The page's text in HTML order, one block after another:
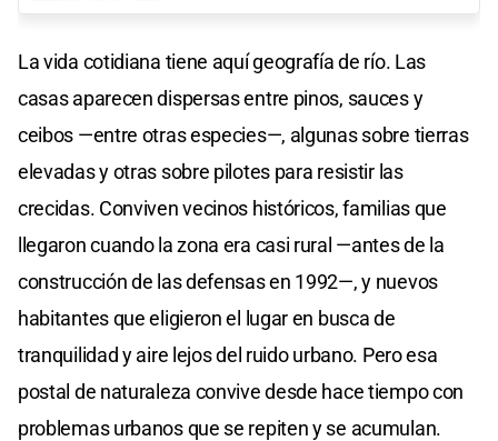
La vida cotidiana tiene aquí geografía de río. Las
casas aparecen dispersas entre pinos, sauces y
ceibos —entre otras especies—, algunas sobre tierras
elevadas y otras sobre pilotes para resistir las
crecidas. Conviven vecinos históricos, familias que
llegaron cuando la zona era casi rural —antes de la
construcción de las defensas en 1992—, y nuevos
habitantes que eligieron el lugar en busca de
tranquilidad y aire lejos del ruido urbano. Pero esa
postal de naturaleza convive desde hace tiempo con
problemas urbanos que se repiten y se acumulan.